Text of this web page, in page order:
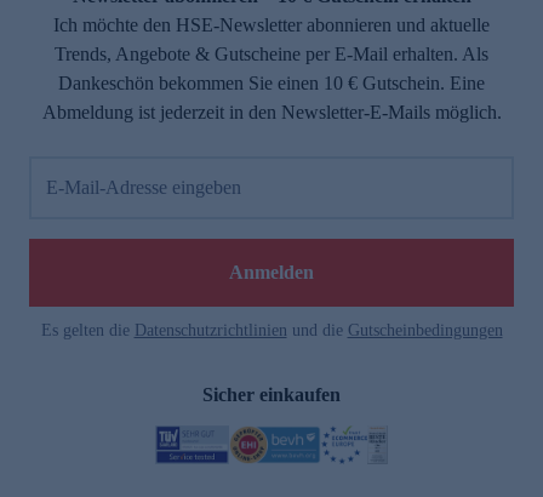
Ich möchte den HSE-Newsletter abonnieren und aktuelle
Trends, Angebote & Gutscheine per E-Mail erhalten. Als
Dankeschön bekommen Sie einen 10 € Gutschein. Eine
Abmeldung ist jederzeit in den Newsletter-E-Mails möglich.
E-Mail-Adresse eingeben
Anmelden
Es gelten die Datenschutzrichtlinien und die Gutscheinbedingungen
Sicher einkaufen